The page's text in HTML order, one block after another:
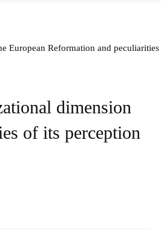
Reformation and
dimension
of its perception